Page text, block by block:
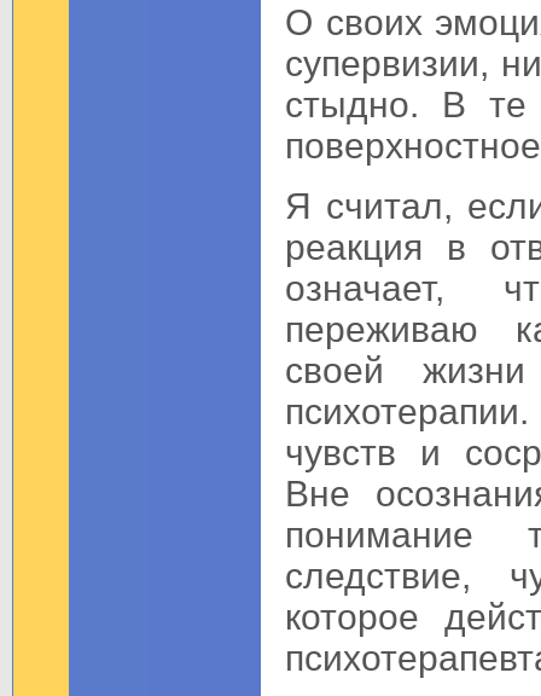
О своих
супервизии,
стыдно. В
Я считал,
реакция в
означает,
переживаю
своей
чувств и
Вне
понимание
следствие,
которое